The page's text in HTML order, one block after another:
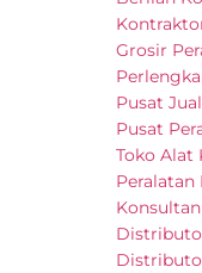
Grosir
Pusat
Pusat
Toko Alat
Peralatan